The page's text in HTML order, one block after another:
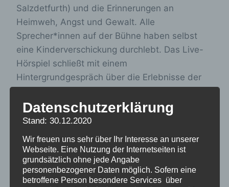
Salzdetfurth) und die Erinnerungen an
Heimweh, Angst und Gewalt. Alle
Sprecher*innen auf der Bühne haben selbst
eine Kinderverschickung durchlebt. Das Live-
Hörspiel schließt mit einem
Hintergrundgespräch über die Erlebnisse der
Verarbeitung. Im Vorfeld findet die Verleihung
der Chemnitzer HörNixen statt sowie die
Programm rund um das Thema Hörspiel bietet.
Der Plumpsack geht um –Am 28. August live
Datenschutzerklärung
Stand: 30.12.2020
Wir freuen uns sehr über Ihr Interesse an unserer
Webseite. Eine Nutzung der Internetseiten ist
grundsätzlich ohne jede Angabe
personenbezogener Daten möglich. Sofern eine
betroffene Person besondere Services über